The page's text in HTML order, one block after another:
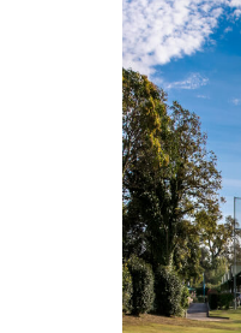
RESTAURANT & BAR
EVÈNEMENTS PRIVÉS
PARTENAIRES
LE STYLE
LES ACTUS